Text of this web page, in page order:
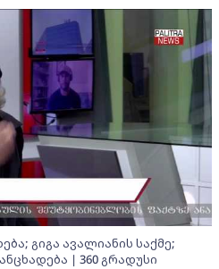
გიგა ავალიანის საქმე;
| 360 გრადუსი